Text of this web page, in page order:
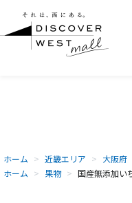
ホーム > 近畿エリア > 大阪府
ホーム > 果物 > 国産無添加い